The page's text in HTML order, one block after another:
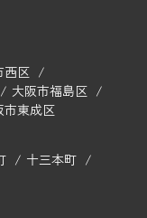
西区
大阪市福島区
市東成区
十三本町